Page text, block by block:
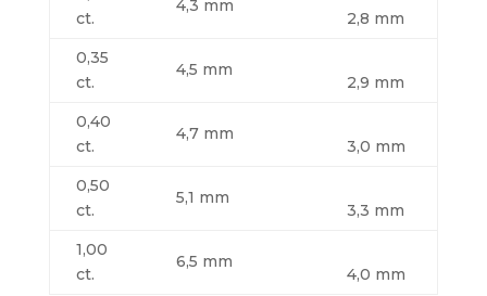
ct.
4,3 mm
2,8 mm
0,35
ct.
4,5 mm
2,9 mm
0,40
ct.
4,7 mm
3,0 mm
0,50
ct.
5,1 mm
3,3 mm
1,00
ct.
6,5 mm
4,0 mm